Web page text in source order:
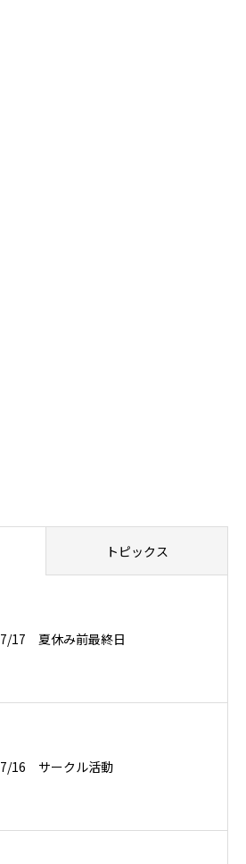
トピックス
7/17 夏休み前最終日
7/16 サークル活動